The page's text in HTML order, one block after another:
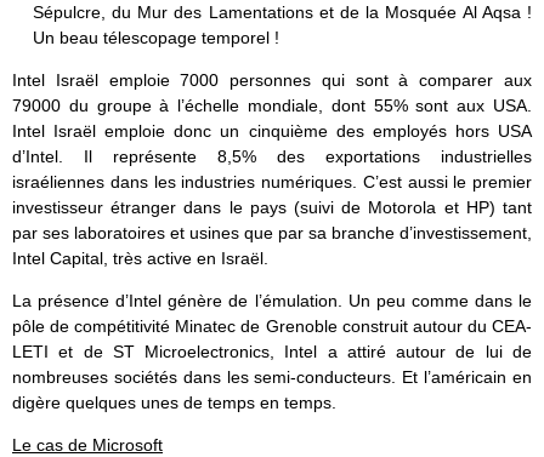
Sépulcre, du Mur des Lamentations et de la Mosquée Al Aqsa !
Un beau télescopage temporel !
Intel Israël emploie 7000 personnes qui sont à comparer aux
79000 du groupe à l’échelle mondiale, dont 55% sont aux USA.
Intel Israël emploie donc un cinquième des employés hors USA
d’Intel. Il représente 8,5% des exportations industrielles
israéliennes dans les industries numériques. C’est aussi le premier
investisseur étranger dans le pays (suivi de Motorola et HP) tant
par ses laboratoires et usines que par sa branche d’investissement,
Intel Capital, très active en Israël.
La présence d’Intel génère de l’émulation. Un peu comme dans le
pôle de compétitivité Minatec de Grenoble construit autour du CEA-
LETI et de ST Microelectronics, Intel a attiré autour de lui de
nombreuses sociétés dans les semi-conducteurs. Et l’américain en
digère quelques unes de temps en temps.
Le cas de Microsoft